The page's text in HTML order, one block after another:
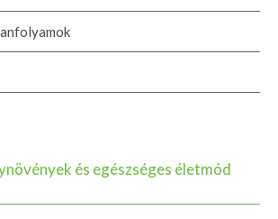
és egészséges életmód